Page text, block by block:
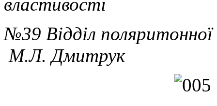
властивості
№39 Відділ
М.Л. Дмитрук